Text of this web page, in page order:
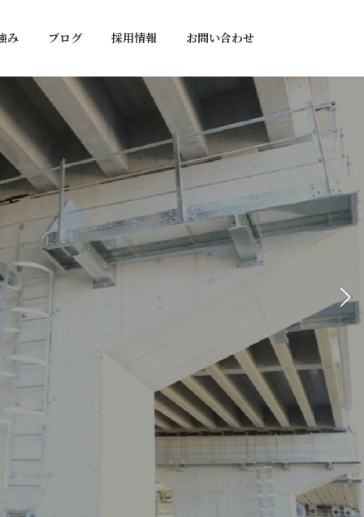
み ブログ 採用情報 お問い合わせ